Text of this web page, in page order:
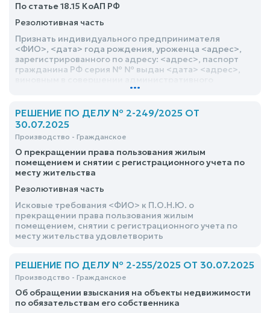
По статье 18.15 КоАП РФ
Резолютивная часть
Признать индивидуального предпринимателя
<ФИО>, <дата> года рождения, уроженца <адрес>,
зарегистрированного по адресу: <адрес>, паспорт
гражданина РФ серия № № выдан <дата> <адрес>,
правонарушения, предусмотренного ч. 3 ст. 18.15
административных правонарушениях, и назначить
ему наказание в виде административного штрафа в
размере 200 000 (двухсот тысяч) рублей
...
РЕШЕНИЕ ПО ДЕЛУ № 2-249/2025 ОТ
30.07.2025
Производство - Гражданское
О прекращении права пользования жилым
помещением и снятии с регистрационного учета по
месту жительства
Резолютивная часть
Исковые требования <ФИО> к П.О.Н.Ю. о
прекращении права пользования жилым
помещением, снятии с регистрационного учета по
месту жительства удовлетворить
РЕШЕНИЕ ПО ДЕЛУ № 2-255/2025 ОТ 30.07.2025
Производство - Гражданское
Об обращении взыскания на объекты недвижимости
по обязательствам его собственника